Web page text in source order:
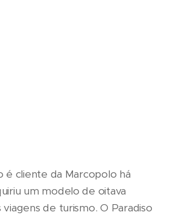
é cliente da Marcopolo há
um modelo de oitava
viagens de turismo. O Paradiso